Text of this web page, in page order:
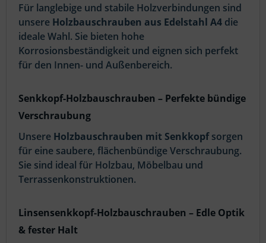
Für langlebige und stabile Holzverbindungen sind
unsere Holzbauschrauben aus Edelstahl A4 die
ideale Wahl. Sie bieten hohe
Korrosionsbeständigkeit und eignen sich perfekt
für den Innen- und Außenbereich.
Senkkopf-Holzbauschrauben – Perfekte bündige
Verschraubung
Unsere Holzbauschrauben mit Senkkopfsorgen
für eine saubere, flächenbündige Verschraubung.
Sie sind ideal für Holzbau, Möbelbau und
Terrassenkonstruktionen.
Linsensenkkopf-Holzbauschrauben – Edle Optik
& fester Halt